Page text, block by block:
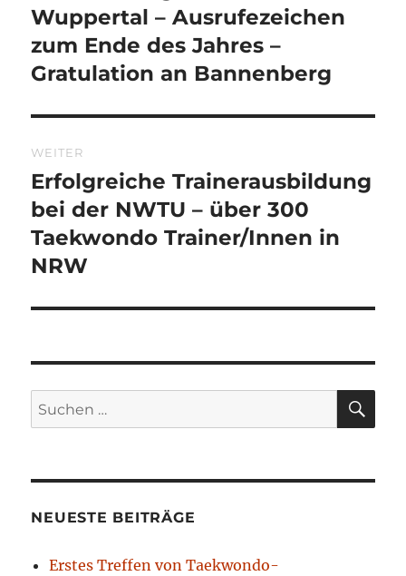
Beitrag:
Wuppertal – Ausrufezeichen
zum Ende des Jahres –
Gratulation an Bannenberg
WEITER
Nächster
Beitrag:
Erfolgreiche Trainerausbildung
bei der NWTU – über 300
Taekwondo Trainer/Innen in
NRW
Suche
nach:
NEUESTE BEITRÄGE
Erstes Treffen von Taekwondo-